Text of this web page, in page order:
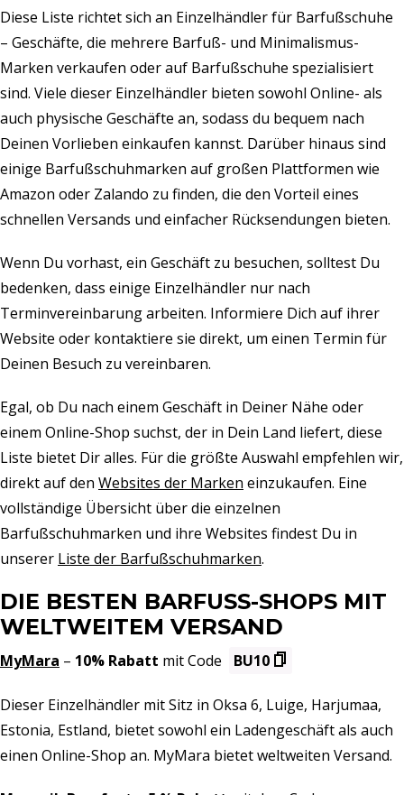
Diese Liste richtet sich an Einzelhändler für Barfußschuhe
– Geschäfte, die mehrere Barfuß- und Minimalismus-
Marken verkaufen oder auf Barfußschuhe spezialisiert
sind. Viele dieser Einzelhändler bieten sowohl Online- als
auch physische Geschäfte an, sodass du bequem nach
Deinen Vorlieben einkaufen kannst. Darüber hinaus sind
einige Barfußschuhmarken auf großen Plattformen wie
Amazon oder Zalando zu finden, die den Vorteil eines
schnellen Versands und einfacher Rücksendungen bieten.
Wenn Du vorhast, ein Geschäft zu besuchen, solltest Du
bedenken, dass einige Einzelhändler nur nach
Terminvereinbarung arbeiten. Informiere Dich auf ihrer
Website oder kontaktiere sie direkt, um einen Termin für
Deinen Besuch zu vereinbaren.
Egal, ob Du nach einem Geschäft in Deiner Nähe oder
einem Online-Shop suchst, der in Dein Land liefert, diese
Liste bietet Dir alles. Für die größte Auswahl empfehlen wir,
direkt auf den Websites der Marken einzukaufen. Eine
vollständige Übersicht über die einzelnen
Barfußschuhmarken und ihre Websites findest Du in
unserer Liste der Barfußschuhmarken.
DIE BESTEN BARFUSS-SHOPS MIT W
ELTWEITEM VERSAND
MyMara – 10% Rabatt mit Code BU10
Dieser Einzelhändler mit Sitz in Oksa 6, Luige, Harjumaa,
Estonia, Estland, bietet sowohl ein Ladengeschäft als auch
einen Online-Shop an. MyMara bietet weltweiten Versand.